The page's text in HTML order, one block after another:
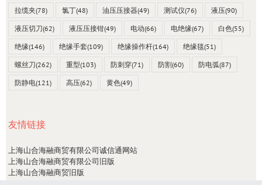
拉缆夹(78) 氯丁(48) 油压压接器(49) 测试仪(76) 液压(90)
液压切刀(62) 液压压接钳(49) 电动(66) 电绝缘(67) 白色(55)
绝缘(146) 绝缘手套(109) 绝缘操作杆(164) 绝缘毯(51)
螺丝刀(262) 重型(103) 防刺穿(71) 防割(60) 防电弧(87)
防静电(121) 高压(62) 黄色(49)
友情链接
上海山合海融商贸有限公司诚信通网站
上海山合海融商贸有限公司旧版
上海山合海融商贸旧版